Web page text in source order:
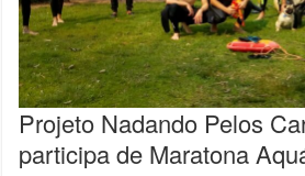
Projeto Nadando Pelos
participa de Maratona